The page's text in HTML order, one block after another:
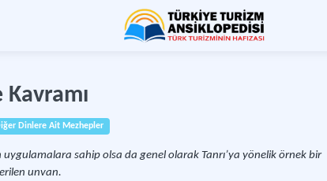
Dinlere Ait Mezhepler
uygulamalara sahip olsa da genel olarak Tanrı’ya yönelik örnek bir
unvan.